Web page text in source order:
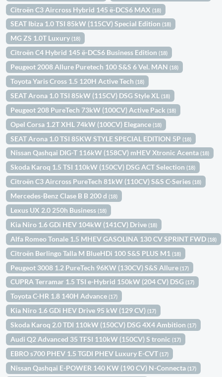
Citroën C3 Aircross Hybrid 145 ë-DCS6 MAX(18)
SEAT Ibiza 1.0 TSI 85kW (115CV) Special Edition(18)
MG ZS 1.0T Luxury(18)
Citroën C4 Hybrid 145 ë-DCS6 Business Edition(18)
Peugeot 2008 Allure Puretech 100 S&S 6 Vel. MAN(18)
Toyota Yaris Cross 1.5 120H Active Tech(18)
SEAT Arona 1.0 TSI 85kW (115CV) DSG Style XL(18)
Peugeot 208 PureTech 73kW (100CV) Active Pack(18)
Opel Corsa 1.2T XHL 74kW (100CV) Elegance(18)
SEAT Arona 1.0 TSI 85KW STYLE SPECIAL EDITION 5P(18)
Nissan Qashqai DIG-T 116kW (158CV) mHEV Xtronic Acenta(18)
Skoda Karoq 1.5 TSI 110kW (150CV) DSG ACT Selection(18)
Citroën C3 Aircross PureTech 81kW (110CV) S&S C-Series(18)
Mercedes-Benz Clase B B 200 d(18)
Lexus UX 2.0 250h Business(18)
Kia Niro 1.6 GDi HEV 104kW (141CV) Drive(18)
Alfa Romeo Tonale 1.5 MHEV GASOLINA 130 CV SPRINT FWD(18)
Citroën Berlingo Talla M BlueHDi 100 S&S PLUS M1(18)
Peugeot 3008 1.2 PureTech 96KW (130CV) S&S Allure(17)
CUPRA Terramar 1.5 TSI e-Hybrid 150kW (204 CV) DSG(17)
Toyota C-HR 1.8 140H Advance(17)
Kia Niro 1.6 GDi HEV Drive 95 kW (129 CV)(17)
Skoda Karoq 2.0 TDI 110kW (150CV) DSG 4X4 Ambition(17)
Audi Q2 Advanced 35 TFSI 110kW (150CV) S tronic(17)
EBRO s700 PHEV 1.5 TGDI PHEV Luxury E-CVT(17)
Nissan Qashqai E-POWER 140 KW (190 CV) N-Connecta(17)